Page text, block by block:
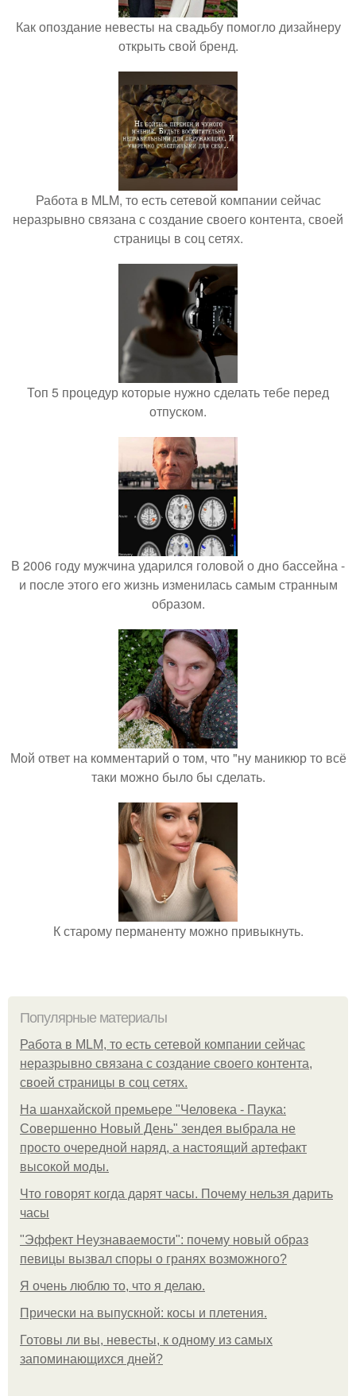
Как опоздание невесты на свадьбу помогло дизайнеру
открыть свой бренд.
Работа в MLM, то есть сетевой компании сейчас
неразрывно связана с создание своего контента, своей
страницы в соц сетях.
Топ 5 процедур которые нужно сделать тебе перед
отпуском.
В 2006 году мужчина ударился головой о дно бассейна -
и после этого его жизнь изменилась самым странным
образом.
Мой ответ на комментарий о том, что "ну маникюр то всё
таки можно было бы сделать.
К старому перманенту можно привыкнуть.
Популярные материалы
Работа в MLM, то есть сетевой компании сейчас
неразрывно связана с создание своего контента,
своей страницы в соц сетях.
На шанхайской премьере "Человека - Паука:
Совершенно Новый День" зендея выбрала не
просто очередной наряд, а настоящий артефакт
высокой моды.
Что говорят когда дарят часы. Почему нельзя дарить
часы
"Эффект Неузнаваемости": почему новый образ
певицы вызвал споры о гранях возможного?
Я очень люблю то, что я делаю.
Прически на выпускной: косы и плетения.
Готовы ли вы, невесты, к одному из самых
запоминающихся дней?